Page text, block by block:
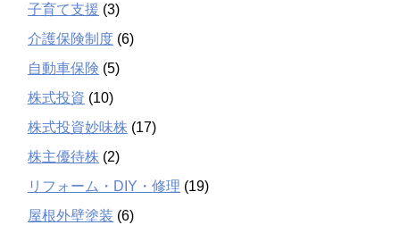
子育て支援 (3)
介護保険制度 (6)
自動車保険 (5)
株式投資 (10)
株式投資妙味株 (17)
株主優待株 (2)
リフォーム・DIY・修理 (19)
屋根外壁塗装 (6)